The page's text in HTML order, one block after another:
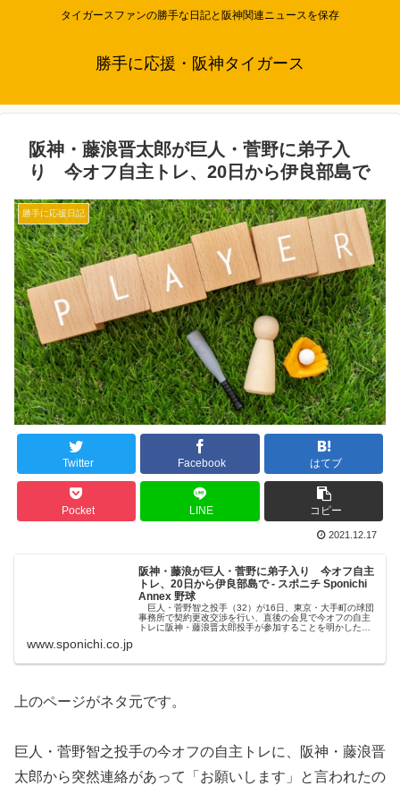
タイガースファンの勝手な日記と阪神関連ニュースを保存
勝手に応援・阪神タイガース
阪神・藤浪晋太郎が巨人・菅野に弟子入
り 今オフ自主トレ、20日から伊良部島で
勝手に応援日記
Twitter Facebook はてブ
Pocket LINE コピー
2021.12.17
阪神・藤浪が巨人・菅野に弟子入り 今オフ自主
トレ、20日から伊良部島で - スポニチ Sponichi
Annex 野球
巨人・菅野智之投手（32）が16日、東京・大手町の球団
事務所で契約更改交渉を行い、直後の会見で今オフの自主
トレに阪神・藤浪晋太郎投手が参加することを明かした…
www.sponichi.co.jp
上のページがネタ元です。
巨人・菅野智之投手の今オフの自主トレに、阪神・藤浪晋
太郎から突然連絡があって「お願いします」と言われたの